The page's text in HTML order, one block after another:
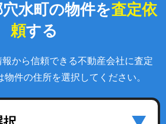
水町の物件を査定依
頼する
から信頼できる不動産会社に査定
件の住所を選択してください。